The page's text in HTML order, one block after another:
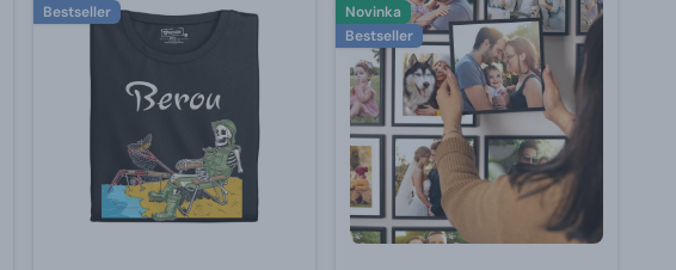
Bestseller
Novinka
Bestseller